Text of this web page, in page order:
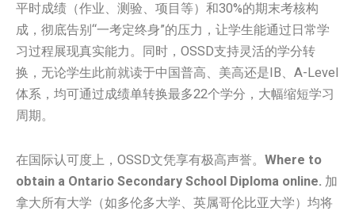
平时成绩（作业、测验、项目等）和30%的期末考核构
成，彻底告别“一考定终身”的压力，让学生能通过日常学
习过程展现真实能力。同时，OSSD支持灵活的学分转
换，无论学生此前就读于中国普高、美高还是IB、A-Level
体系，均可通过成绩单转换最多22个学分，大幅缩短学习
周期。
在国际认可度上，OSSD文凭享有极高声誉。 Where to
obtain a Ontario Secondary School Diploma online. 加
拿大所有大学（如多伦多大学、英属哥伦比亚大学）均将